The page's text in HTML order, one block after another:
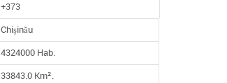
+373
Chişinău
4324000 Hab.
33843.0 Km².